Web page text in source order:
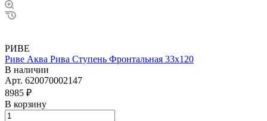
РИВЕ
Риве Аква Рива Ступень Фронтальная 33х120
В наличии
Арт. 620070002147
8985 ₽
В корзину